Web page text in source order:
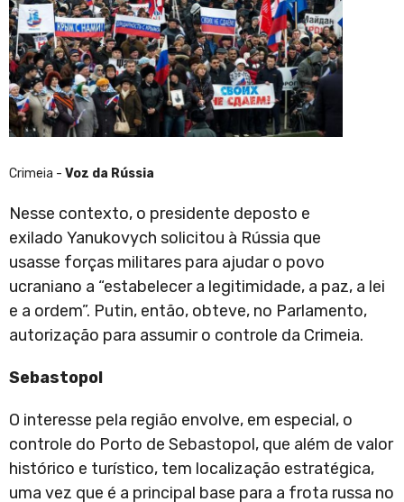
Crimeia - Voz da Rússia
Nesse contexto, o presidente deposto e
exilado Yanukovych solicitou à Rússia que
usasse forças militares para ajudar o povo
ucraniano a “estabelecer a legitimidade, a paz, a lei
e a ordem”. Putin, então, obteve, no Parlamento,
autorização para assumir o controle da Crimeia.
Sebastopol
O interesse pela região envolve, em especial, o
controle do Porto de Sebastopol, que além de valor
histórico e turístico, tem localização estratégica,
uma vez que é a principal base para a frota russa no